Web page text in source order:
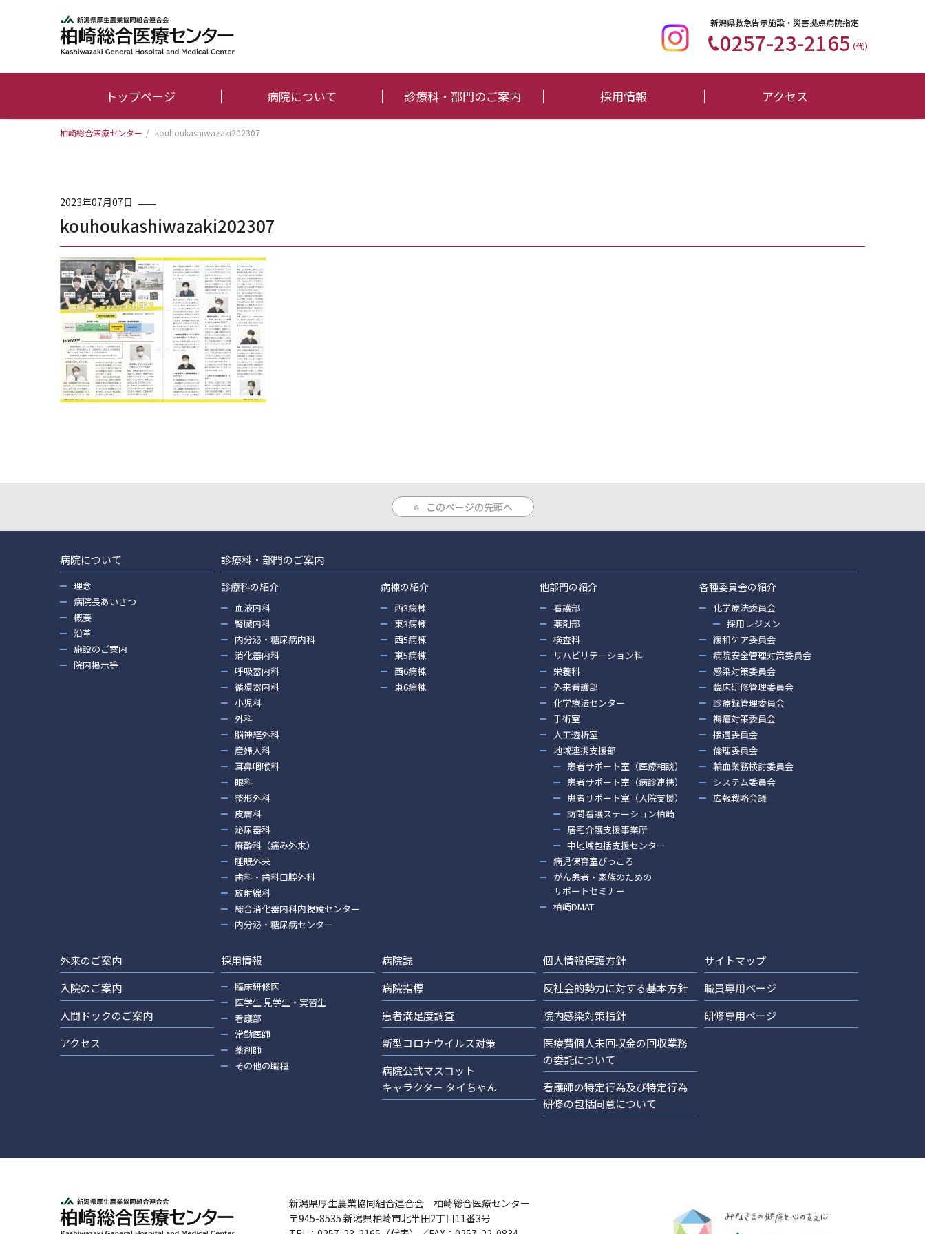
新潟県救急告示施設・災害拠点病院指定
0257-23-2165（代）
トップページ 病院について 診療科・部門のご案内 採用情報 アクセス
柏崎総合医療センター / kouhoukashiwazaki202307
2023年07月07日
kouhoukashiwazaki202307
このページの先頭へ
病院について
理念
病院長あいさつ
概要
沿革
施設のご案内
院内掲示等
診療科・部門のご案内
診療科の紹介
血液内科
腎臓内科
内分泌・糖尿病内科
消化器内科
呼吸器内科
循環器内科
小児科
外科
脳神経外科
産婦人科
耳鼻咽喉科
眼科
整形外科
皮膚科
泌尿器科
麻酔科（痛み外来）
睡眠外来
歯科・歯科口腔外科
放射線科
総合消化器内科内視鏡センター
内分泌・糖尿病センター
病棟の紹介
西3病棟
東3病棟
西5病棟
東5病棟
西6病棟
東6病棟
他部門の紹介
看護部
薬剤部
検査科
リハビリテーション科
栄養科
外来看護部
化学療法センター
手術室
人工透析室
地域連携支援部
患者サポート室（医療相談）
患者サポート室（病診連携）
患者サポート室（入院支援）
訪問看護ステーション柏崎
居宅介護支援事業所
中地域包括支援センター
病児保育室ぴっころ
がん患者・家族のための
サポートセミナー
柏崎DMAT
各種委員会の紹介
化学療法委員会
採用レジメン
緩和ケア委員会
病院安全管理対策委員会
感染対策委員会
臨床研修管理委員会
診療録管理委員会
褥瘡対策委員会
接遇委員会
倫理委員会
輸血業務検討委員会
システム委員会
広報戦略会議
外来のご案内
入院のご案内
人間ドックのご案内
アクセス
採用情報
臨床研修医
医学生 見学生・実習生
看護部
常勤医師
薬剤師
その他の職種
病院誌
病院指標
患者満足度調査
新型コロナウイルス対策
病院公式マスコット
キャラクター タイちゃん
個人情報保護方針
反社会的勢力に対する基本方針
院内感染対策指針
医療費個人未回収金の回収業務
の委託について
看護師の特定行為及び特定行為
研修の包括同意について
サイトマップ
職員専用ページ
研修専用ページ
新潟県厚生農業協同組合連合会 柏崎総合医療センター
〒945-8535 新潟県柏崎市北半田2丁目11番3号